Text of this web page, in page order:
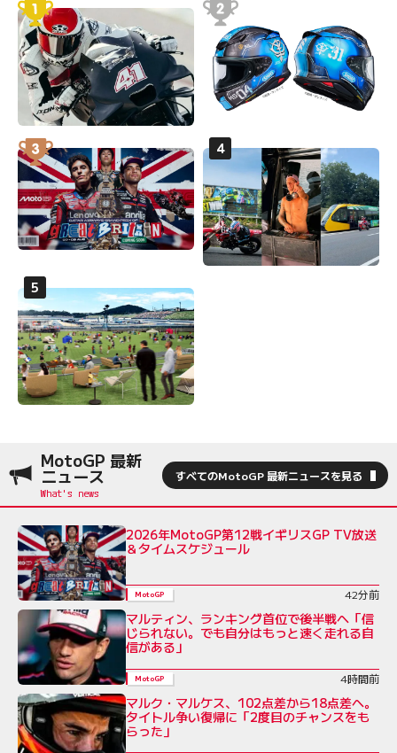
MotoGP 最新
ニュース すべてのMotoGP 最新ニュースを見る
2026年MotoGP第12戦イギリスGP TV放送
＆タイムスケジュール
MotoGP 42分前
マルティン、ランキング首位で後半戦へ「信
じられない。でも自分はもっと速く走れる自
信がある」
MotoGP 4時間前
マルク・マルケス、102点差から18点差へ。
タイトル争い復帰に「2度目のチャンスをも
らった」